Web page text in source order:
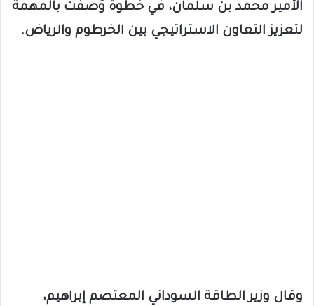
الأمير محمد بن سلمان، في خطوة وُصفت بالمهمة
لتعزيز التعاون الاستراتيجي بين الخرطوم والرياض.
وقال وزير الطاقة السوداني المعتصم إبراهيم،